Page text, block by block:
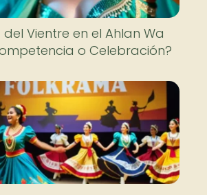
Vientre en el Ahlan Wa
o Celebración?